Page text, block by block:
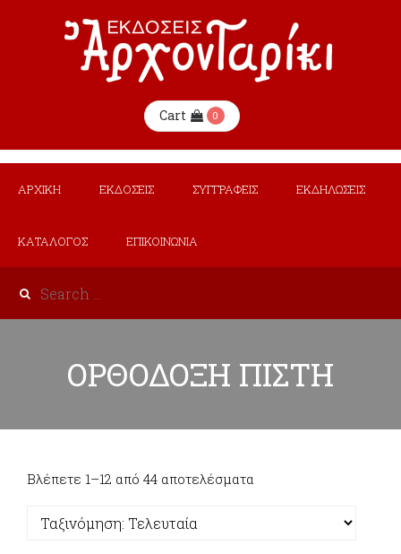
Cart 0
ΑΡΧΙΚΗ ΕΚΔΟΣΕΙΣ ΣΥΓΓΡΑΦΕΙΣ ΕΚΔΗΛΩΣΕΙΣ
ΚΑΤΑΛΟΓΟΣ ΕΠΙΚΟΙΝΩΝΙΑ
ΟΡΘΟΔΟΞΗ ΠΙΣΤΗ
Βλέπετε 1–12 από 44 αποτελέσματα